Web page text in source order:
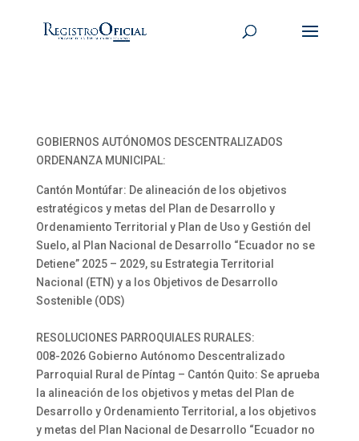
GOBIERNOS AUTÓNOMOS DESCENTRALIZADOS
ORDENANZA MUNICIPAL:
Cantón Montúfar: De alineación de los objetivos
estratégicos y metas del Plan de Desarrollo y
Ordenamiento Territorial y Plan de Uso y Gestión del
Suelo, al Plan Nacional de Desarrollo “Ecuador no se
Detiene” 2025 – 2029, su Estrategia Territorial
Nacional (ETN) y a los Objetivos de Desarrollo
Sostenible (ODS)
RESOLUCIONES PARROQUIALES RURALES:
008-2026 Gobierno Autónomo Descentralizado
Parroquial Rural de Píntag – Cantón Quito: Se aprueba
la alineación de los objetivos y metas del Plan de
Desarrollo y Ordenamiento Territorial, a los objetivos
y metas del Plan Nacional de Desarrollo “Ecuador no